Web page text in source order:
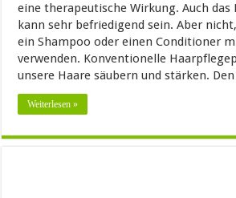
eine therapeutische Wirkung. Auch das
kann sehr befriedigend sein. Aber
ein Shampoo oder einen Conditioner
verwenden. Konventionelle
unsere Haare säubern und stärken.
Weiterlesen »